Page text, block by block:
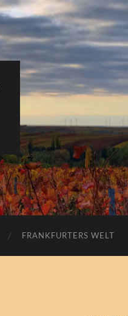
FRANKFURTERS WELT